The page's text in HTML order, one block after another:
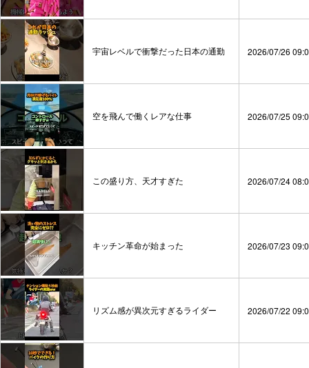
宇宙レベルで衝撃だった日本の通勤 2026/07/26
空を飛んで働くレアな仕事 2026/07/25
この盛り方、天才すぎた 2026/07/24
キッチン革命が始まった 2026/07/23
リズム感が異次元すぎるライダー 2026/07/22